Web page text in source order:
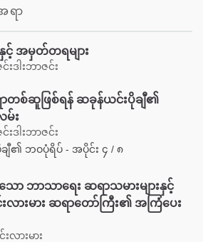
ရာ
င့် အမှတ်တရများ
ါးဘာဇင်း
တစ်ဆူဖြစ်ရန် ဆခုန်ယင်းပိုချီ၏
မ်း
ါးဘာဇင်း
၏ ဘဝပုံရိပ် - အပိုင်း ၄ / ၈
ာ ဘာသာရေး ဆရာသမားများနှင့်
ားမား ဆရာတော်ကြီး၏ အကြံပေး
လားမား